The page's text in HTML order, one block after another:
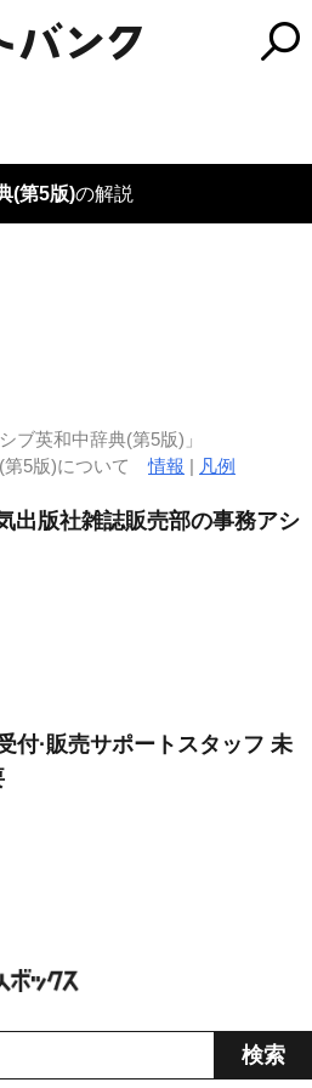
(第5版)の解説
ブ英和中辞典(第5版)」
(第5版)について情報 | 凡例
出版社雑誌販売部の事務アシ
付·販売サポートスタッフ 未